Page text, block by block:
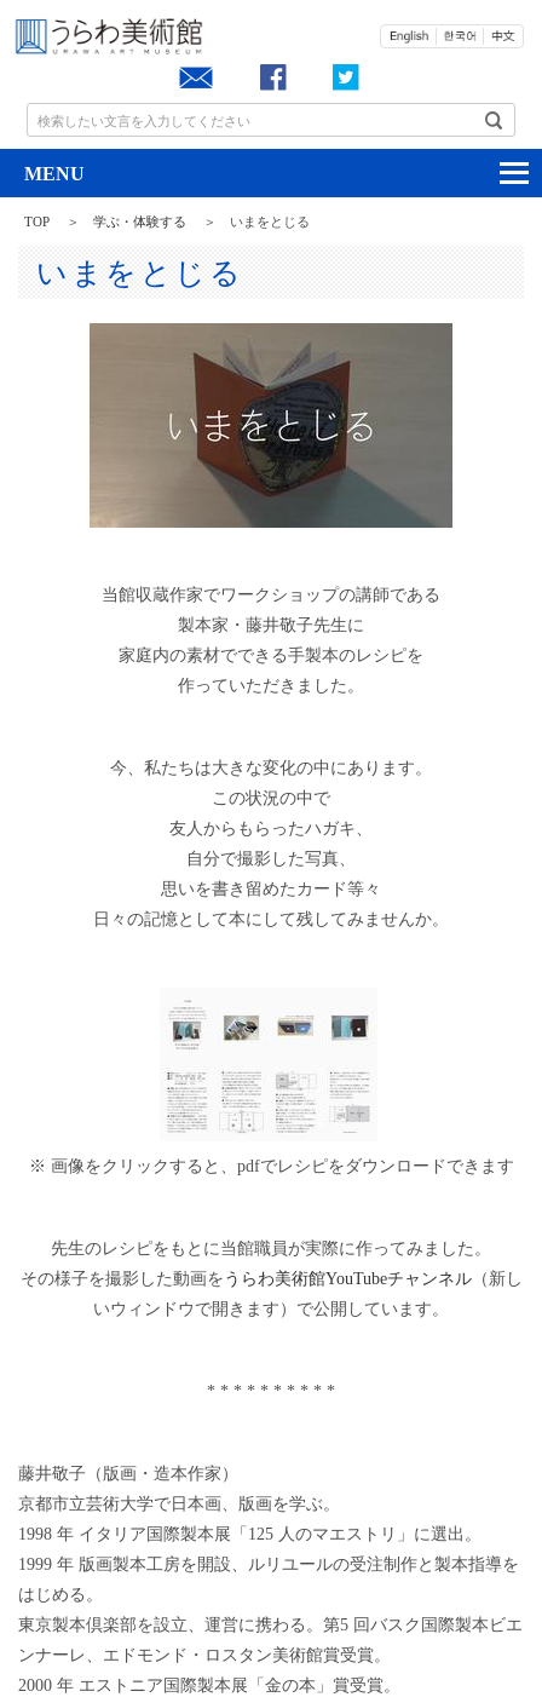
お問い合わせ
検索したい文言を入力してください
TOP 学ぶ・体験する いまをとじる
いまをとじる
当館収蔵作家でワークショップの講師である
製本家・藤井敬子先生に
家庭内の素材でできる手製本のレシピを
作っていただきました。
今、私たちは大きな変化の中にあります。
この状況の中で
友人からもらったハガキ、
自分で撮影した写真、
思いを書き留めたカード等々
日々の記憶として本にして残してみませんか。
※ 画像をクリックすると、pdfでレシピをダウンロードできます
先生のレシピをもとに当館職員が実際に作ってみました。
その様子を撮影した動画をうらわ美術館YouTubeチャンネル（新し
いウィンドウで開きます）で公開しています。
* * * * * * * * * *
藤井敬子（版画・造本作家）
京都市立芸術大学で日本画、版画を学ぶ。
1998 年 イタリア国際製本展「125 人のマエストリ」に選出。
1999 年 版画製本工房を開設、ルリユールの受注制作と製本指導を
はじめる。
東京製本倶楽部を設立、運営に携わる。第5 回バスク国際製本ビエ
ンナーレ、エドモンド・ロスタン美術館賞受賞。
2000 年 エストニア国際製本展「金の本」賞受賞。